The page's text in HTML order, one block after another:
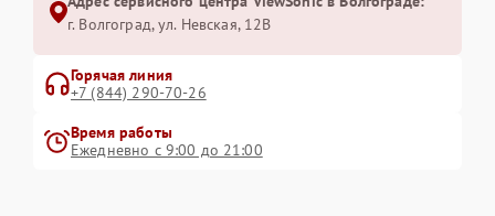
г. Волгоград, ул. Невская, 12В
Горячая линия
+7 (844) 290-70-26
Время работы
Ежедневно с 9:00 до 21:00